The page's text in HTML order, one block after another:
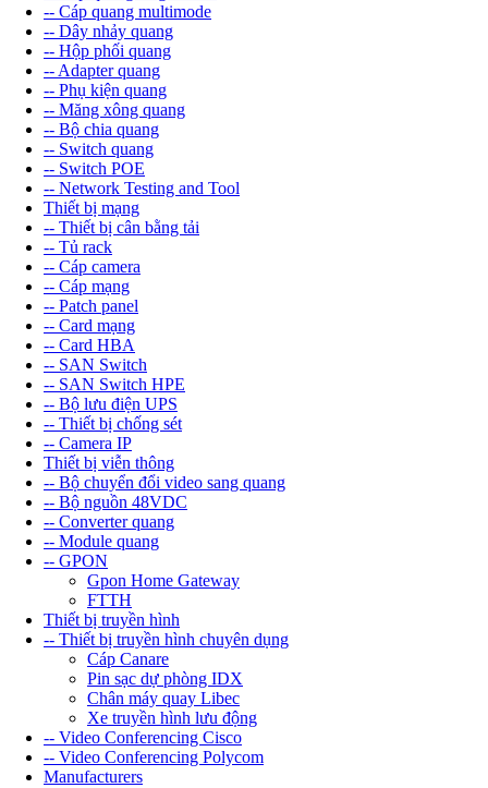
-- Cáp quang multimode
-- Dây nhảy quang
-- Hộp phối quang
-- Adapter quang
-- Phụ kiện quang
-- Măng xông quang
-- Bộ chia quang
-- Switch quang
-- Switch POE
-- Network Testing and Tool
Thiết bị mạng
-- Thiết bị cân bằng tải
-- Tủ rack
-- Cáp camera
-- Cáp mạng
-- Patch panel
-- Card mạng
-- Card HBA
-- SAN Switch
-- SAN Switch HPE
-- Bộ lưu điện UPS
-- Thiết bị chống sét
-- Camera IP
Thiết bị viễn thông
-- Bộ chuyển đổi video sang quang
-- Bộ nguồn 48VDC
-- Converter quang
-- Module quang
-- GPON
Gpon Home Gateway
FTTH
Thiết bị truyền hình
-- Thiết bị truyền hình chuyên dụng
Cáp Canare
Pin sạc dự phòng IDX
Chân máy quay Libec
Xe truyền hình lưu động
-- Video Conferencing Cisco
-- Video Conferencing Polycom
Manufacturers